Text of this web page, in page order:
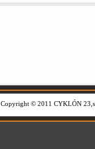
Copyright © 2011 CYKLÓN